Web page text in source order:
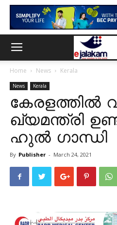
Home News Kerala
News Kerala
കേ​ര​ള​ത്തി​ൽ
ഖ്യ​മ​ന്ത്രി
ഹു​ൽ ഗാ​ന്ധി
By Publisher - March 24, 2021